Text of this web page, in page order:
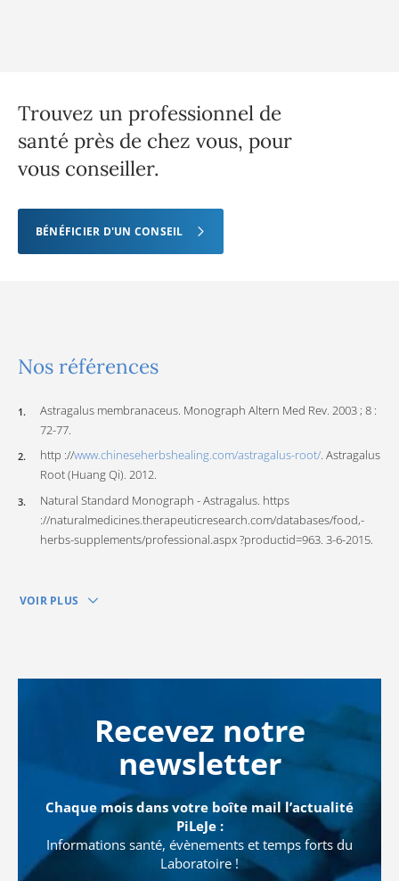
Trouvez un professionnel de
santé près de chez vous, pour
vous conseiller.
BÉNÉFICIER D'UN CONSEIL
Nos références
Astragalus membranaceus. Monograph Altern Med Rev. 2003 ; 8 :
72-77.
http ://www.chineseherbshealing.com/astragalus-root/. Astragalus
Root (Huang Qi). 2012.
Natural Standard Monograph - Astragalus. https
://naturalmedicines.therapeuticresearch.com/databases/food,-
herbs-supplements/professional.aspx ?productid=963. 3-6-2015.
VOIR PLUS
Recevez notre
newsletter
Chaque mois dans votre boîte mail l’actualité
PiLeJe :
Informations santé, évènements et temps forts du
Laboratoire !